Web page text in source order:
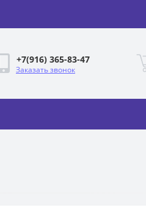
+7(916) 365-83-47
Заказать звонок